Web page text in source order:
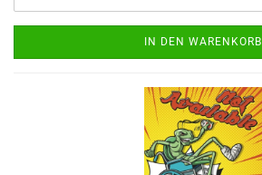
IN DEN WARENKORB